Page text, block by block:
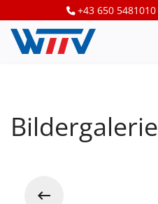
+43 650 5481010
Bildergalerie